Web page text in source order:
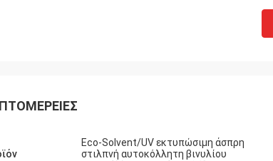
Eco-Solvent/UV εκτυπώσιμη άσπρη
στιλπνή αυτοκόλλητη βινυλίου